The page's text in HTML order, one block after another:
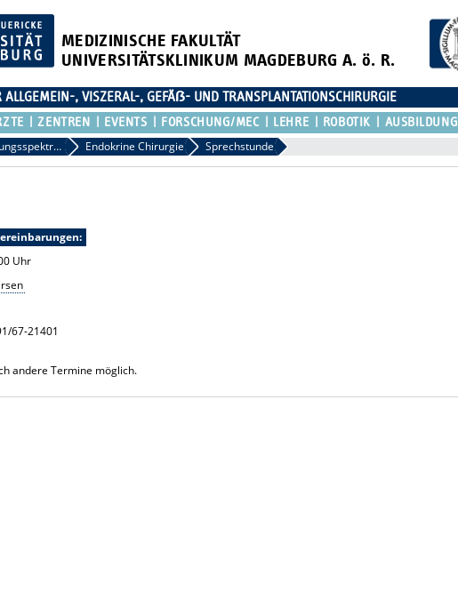
MEDIZINISCHE FAKULTÄT
UNIVERSITÄTSKLINIKUM MAGDEBURG A. ö. R.
ALLGEMEIN-, VISZERAL-, GEFÄẞ- UND TRANSPLANTATIONSCHIRURGIE
ZENTREN EVENTS FORSCHUNG/MEC LEHRE ROBOTIK AUSBILDUNG
Behandlungsspektrum und Sprechstunden Endokrine Chirurgie Sprechstunde
Uhr
67-21401
andere Termine möglich.